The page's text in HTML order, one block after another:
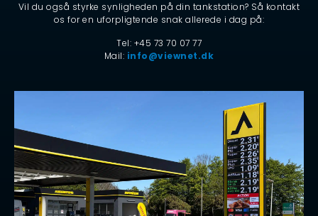
Vil du også styrke synligheden på din tankstation? Så kontakt
os for en uforpligtende snak allerede i dag på:
Tel: +45 73 70 07 77
Mail: info@viewnet.dk